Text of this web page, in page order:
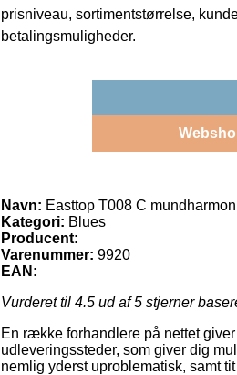
prisniveau, sortimentstørrelse,
betalingsmuligheder.
Navn: Easttop T008 C
Kategori: Blues
Producent:
Varenummer: 9920
EAN:
Vurderet til 4.5 ud af 5 stjerner
En række forhandlere på nettet
udleveringssteder, som giver dig
nemlig yderst uproblematisk, samt